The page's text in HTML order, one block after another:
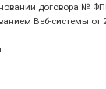
договора №
Веб-системы